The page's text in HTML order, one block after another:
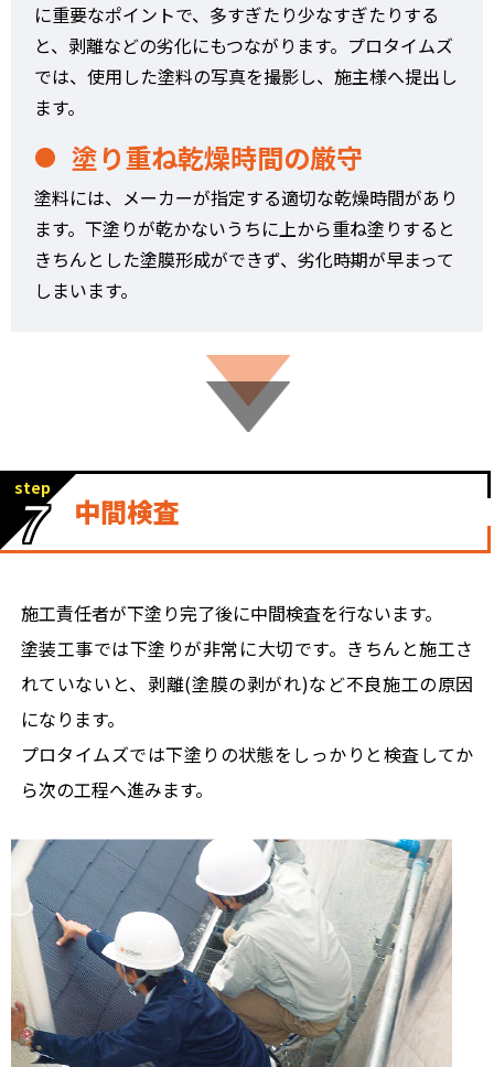
に重要なポイントで、多すぎたり少なすぎたりする
と、剥離などの劣化にもつながります。プロタイムズ
では、使用した塗料の写真を撮影し、施主様へ提出し
ます。
塗り重ね乾燥時間の厳守
塗料には、メーカーが指定する適切な乾燥時間があり
ます。下塗りが乾かないうちに上から重ね塗りすると
きちんとした塗膜形成ができず、劣化時期が早まって
しまいます。
step
7 中間検査
施工責任者が下塗り完了後に中間検査を行ないます。
塗装工事では下塗りが非常に大切です。きちんと施工さ
れていないと、剥離(塗膜の剥がれ)など不良施工の原因
になります。
プロタイムズでは下塗りの状態をしっかりと検査してか
ら次の工程へ進みます。